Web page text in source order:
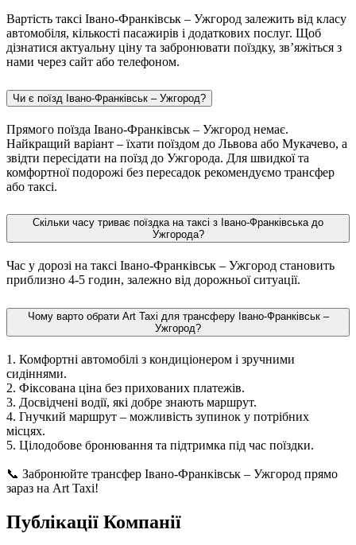
Вартість таксі Івано-Франківськ – Ужгород залежить від класу
автомобіля, кількості пасажирів і додаткових послуг. Щоб
дізнатися актуальну ціну та забронювати поїздку, зв’яжіться з
нами через сайт або телефоном.
Чи є поїзд Івано-Франківськ – Ужгород?
Прямого поїзда Івано-Франківськ – Ужгород немає.
Найкращий варіант – їхати поїздом до Львова або Мукачево, а
звідти пересідати на поїзд до Ужгорода. Для швидкої та
комфортної подорожі без пересадок рекомендуємо трансфер
або таксі.
Скільки часу триває поїздка на таксі з Івано-Франківська до
Ужгорода?
Час у дорозі на таксі Івано-Франківськ – Ужгород становить
приблизно 4-5 годин, залежно від дорожньої ситуації.
Чому варто обрати Art Taxi для трансферу Івано-Франківськ –
Ужгород?
1. Комфортні автомобілі з кондиціонером і зручними
сидіннями.
2. Фіксована ціна без прихованих платежів.
3. Досвідчені водії, які добре знають маршрут.
4. Гнучкий маршрут – можливість зупинок у потрібних
місцях.
5. Цілодобове бронювання та підтримка під час поїздки.
📞 Забронюйте трансфер Івано-Франківськ – Ужгород прямо
зараз на Art Taxi!
Публікації Компанії